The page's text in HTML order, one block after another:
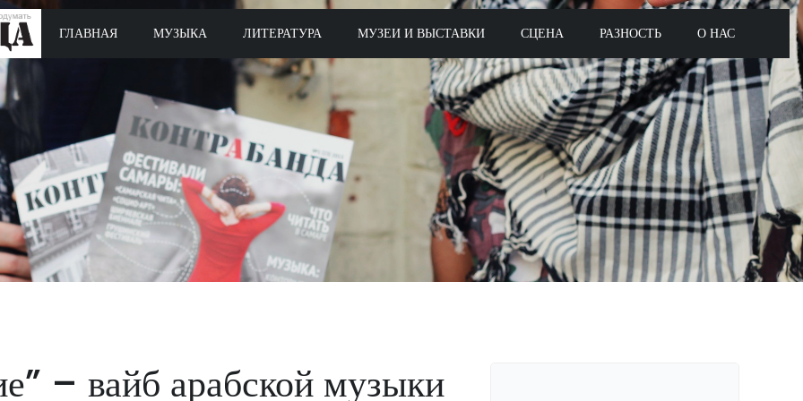
ГЛАВНАЯ МУЗЫКА ЛИТЕРАТУРА МУЗЕИ И ВЫСТАВКИ СЦЕНА РАЗНОСТЬ О НАС
– вайб арабской музыки